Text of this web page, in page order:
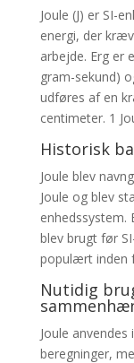
Joule (J) er SI-
energi, der
arbejde. Erg er
gram-sekund)
udføres af en
centimeter. 1
Historisk
Joule blev
Joule og blev
enhedssystem.
blev brugt før
populært inden
Nutidig
Joule
beregninger,